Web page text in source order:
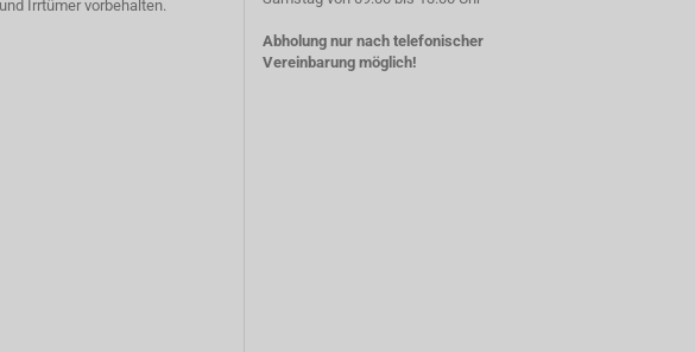
Irrtümer vorbehalten.
Abholung nur nach telefonischer
Vereinbarung möglich!